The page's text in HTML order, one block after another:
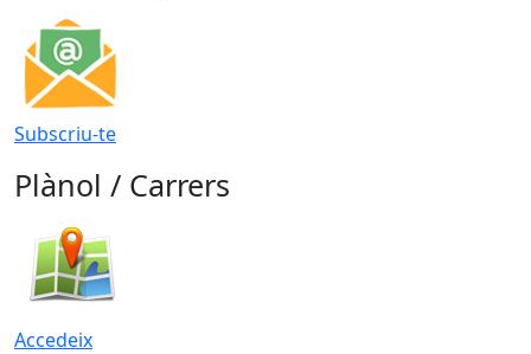
Subscriu-te
Plànol / Carrers
Accedeix